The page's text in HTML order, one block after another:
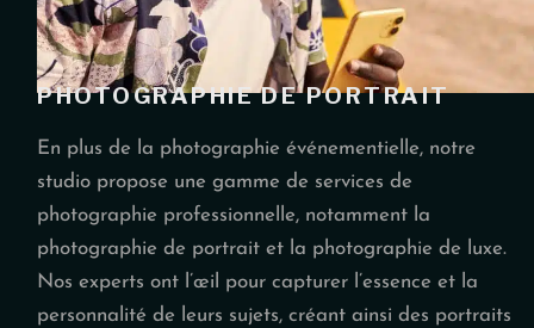
PHOTOGRAPHIE DE PORTRAIT
En plus de la photographie événementielle, notre
studio propose une gamme de services de
photographie professionnelle, notamment la
photographie de portrait et la photographie de luxe.
Nos experts ont l’œil pour capturer l’essence et la
personnalité de leurs sujets, créant ainsi des portraits